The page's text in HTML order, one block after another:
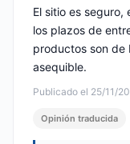
Publicado el 25/11/
El sitio es seguro,
los plazos de
productos son de
asequible.
Opinión traducida